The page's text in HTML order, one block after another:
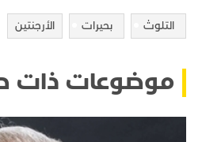
التلوث بحيرات الأرجنتين
موضوعات ذات